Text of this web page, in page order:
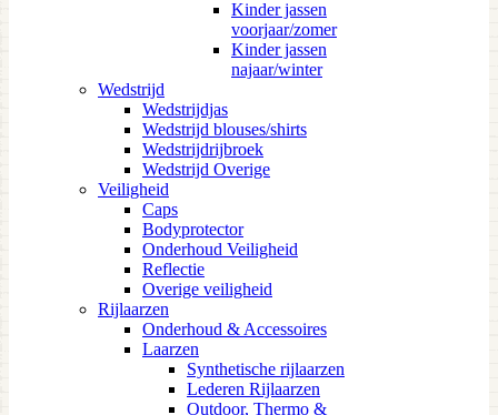
Kinder jassen
voorjaar/zomer
Kinder jassen
najaar/winter
Wedstrijd
Wedstrijdjas
Wedstrijd blouses/shirts
Wedstrijdrijbroek
Wedstrijd Overige
Veiligheid
Caps
Bodyprotector
Onderhoud Veiligheid
Reflectie
Overige veiligheid
Rijlaarzen
Onderhoud & Accessoires
Laarzen
Synthetische rijlaarzen
Lederen Rijlaarzen
Outdoor, Thermo &